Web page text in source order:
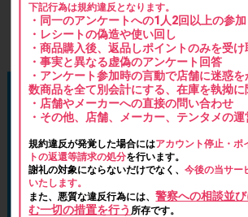
下記行為は規約違反となります。
・同一のアンケートへの1人2回以上の参加
・レシートの偽造や使い回し
・商品購入後、返品しポイントのみを受
・事実と異なる虚偽のアンケート回答
・アンケート参加時の言動で店舗に迷惑
数商品を全て別会計にする、在庫を執拗に
・店舗やメーカーへの直接の問い合わせ
・その他、店舗、メーカー、テンタメの
規約違反が発覚した場合にはアカウント停止・ポ
トの返還等請求の処分を行います。
謝礼の対象にならないだけでなく、今後の当サー
いたします。
また、悪質な違反行為には、警察への相談並
む一切の措置を行う 所存です。